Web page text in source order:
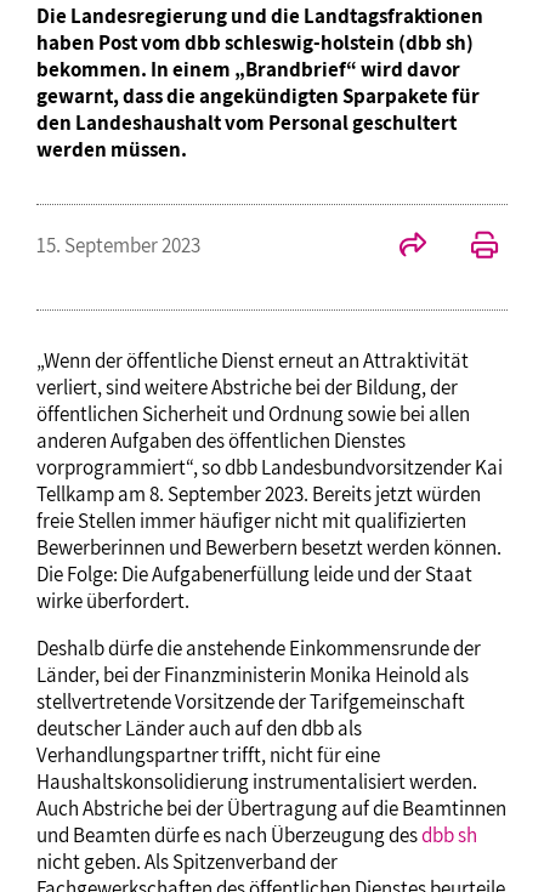
Die Landesregierung und die Landtagsfraktionen
haben Post vom dbb schleswig-holstein (dbb sh)
bekommen. In einem „Brandbrief“ wird davor
gewarnt, dass die angekündigten Sparpakete für
den Landeshaushalt vom Personal geschultert
werden müssen.
15. September 2023
„Wenn der öffentliche Dienst erneut an Attraktivität
verliert, sind weitere Abstriche bei der Bildung, der
öffentlichen Sicherheit und Ordnung sowie bei allen
anderen Aufgaben des öffentlichen Dienstes
vorprogrammiert“, so dbb Landesbundvorsitzender Kai
Tellkamp am 8. September 2023. Bereits jetzt würden
freie Stellen immer häufiger nicht mit qualifizierten
Bewerberinnen und Bewerbern besetzt werden können.
Die Folge: Die Aufgabenerfüllung leide und der Staat
wirke überfordert.
Deshalb dürfe die anstehende Einkommensrunde der
Länder, bei der Finanzministerin Monika Heinold als
stellvertretende Vorsitzende der Tarifgemeinschaft
deutscher Länder auch auf den dbb als
Verhandlungspartner trifft, nicht für eine
Haushaltskonsolidierung instrumentalisiert werden.
Auch Abstriche bei der Übertragung auf die Beamtinnen
und Beamten dürfe es nach Überzeugung desdbb sh
nicht geben. Als Spitzenverband der